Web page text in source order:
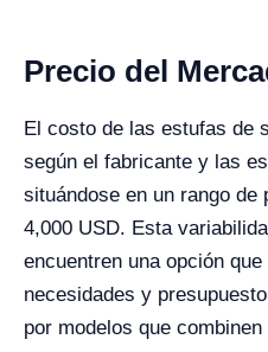
Precio del
El costo de las estufas de
según el fabricante y las
situándose en un rango
4,000 USD. Esta
encuentren una opción
necesidades y
por modelos que